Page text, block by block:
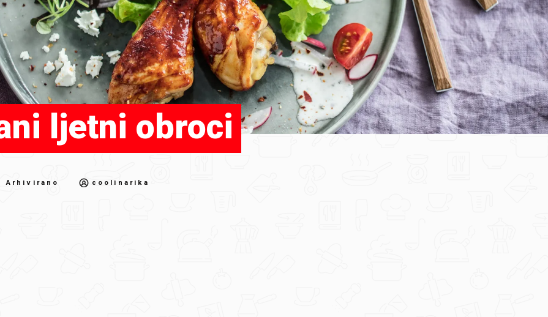
ljetni obroci
Arhivirano coolinarika